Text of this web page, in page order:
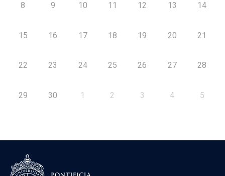
8 9 10 11 12 13 14
15 16 17 18 19 20 21
22 23 24 25 26 27 28
29 30 1 2 3 4 5